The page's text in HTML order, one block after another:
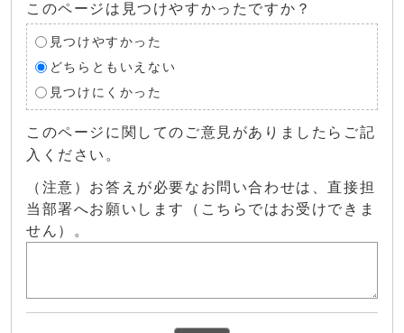
このページは見つけやすかったですか？
見つけやすかった
どちらともいえない
見つけにくかった
このページに関してのご意見がありましたらご記
入ください。
（注意）お答えが必要なお問い合わせは、直接担
当部署へお願いします（こちらではお受けできま
せん）。